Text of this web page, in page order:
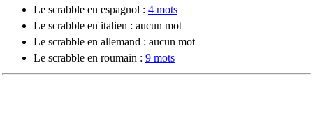
Le scrabble en espagnol : 4 mots
Le scrabble en italien : aucun mot
Le scrabble en allemand : aucun mot
Le scrabble en roumain : 9 mots